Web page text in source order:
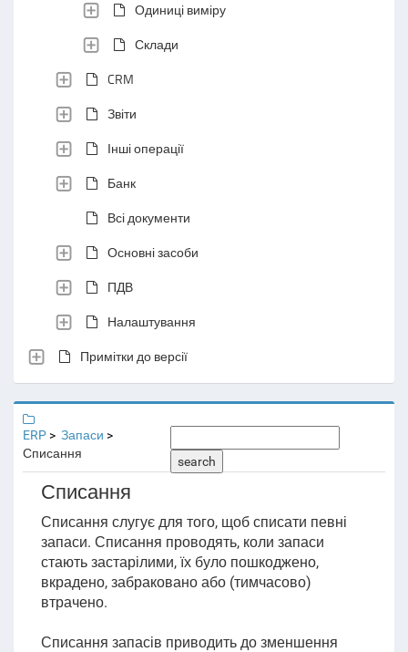
Одиниці виміру
Склади
CRM
Звіти
Інші операції
Банк
Всі документи
Основні засоби
ПДВ
Налаштування
Примітки до версії
ERP
Запаси
Списання
search
Списання
Списання слугує для того, щоб списати певні
запаси. Списання проводять, коли запаси
стають застарілими, їх було пошкоджено,
вкрадено, забраковано або (тимчасово)
втрачено.
Списання запасів приводить до зменшення